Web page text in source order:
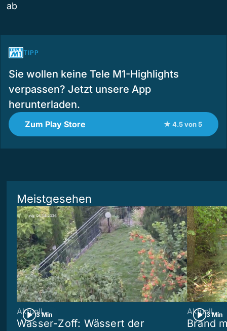
ab
TIPP
Sie wollen keine Tele M1-Highlights
verpassen? Jetzt unsere App
herunterladen.
Zum Play Store ★ 4.5 von 5
Meistgesehen
3 Min
Aktuell
Wasser-Zoff: Wässert der
3 Min
Aktuell
Brand